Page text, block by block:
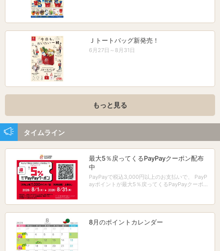
Ｊトートバッグ新発売！
6月27日～8月31日
もっと見る
タイムライン
最大5％戻ってくるPayPayクーポン配布
中
PayPayで税込3,000円以上のお支払いで、 PayP
ayポイントが最大5％戻ってくるPayPayクーポン
8月のポイントカレンダー